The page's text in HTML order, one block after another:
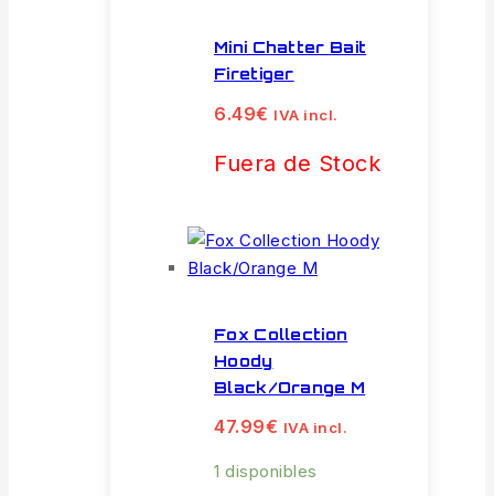
Mini Chatter Bait
Firetiger
6.49€ IVA incl.
Fuera de Stock
Fox Collection
Hoody
Black/Orange M
47.99€ IVA incl.
1 disponibles